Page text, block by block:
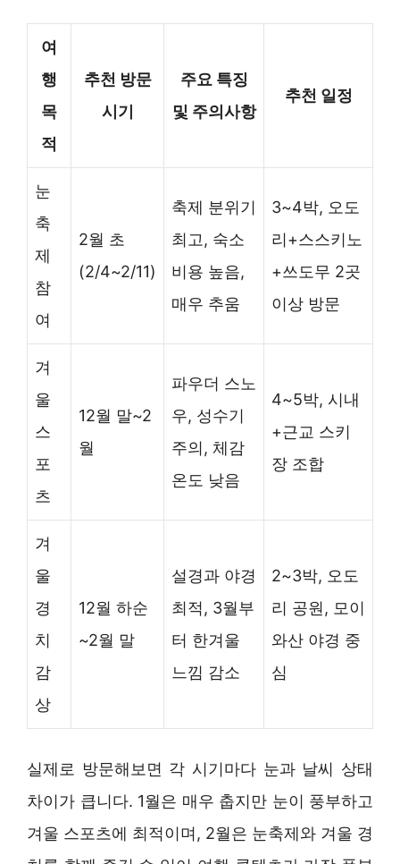
여
행
목
적
추천 방문
시기
주요 특징
및 주의사항
추천 일정
눈
축
제
참
여
2월 초
(2/4~2/11)
축제 분위기
최고, 숙소
비용 높음,
매우 추움
3~4박, 오도
리+스스키노
+쓰도무 2곳
이상 방문
겨
울
스
포
츠
12월 말~2
월
파우더 스노
우, 성수기
주의, 체감
온도 낮음
4~5박, 시내
+근교 스키
장 조합
겨
울
경
치
감
상
12월 하순
~2월 말
설경과 야경
최적, 3월부
터 한겨울
느낌 감소
2~3박, 오도
리 공원, 모이
와산 야경 중
심
실제로 방문해보면 각 시기마다 눈과 날씨 상태
차이가 큽니다. 1월은 매우 춥지만 눈이 풍부하고
겨울 스포츠에 최적이며, 2월은 눈축제와 겨울 경